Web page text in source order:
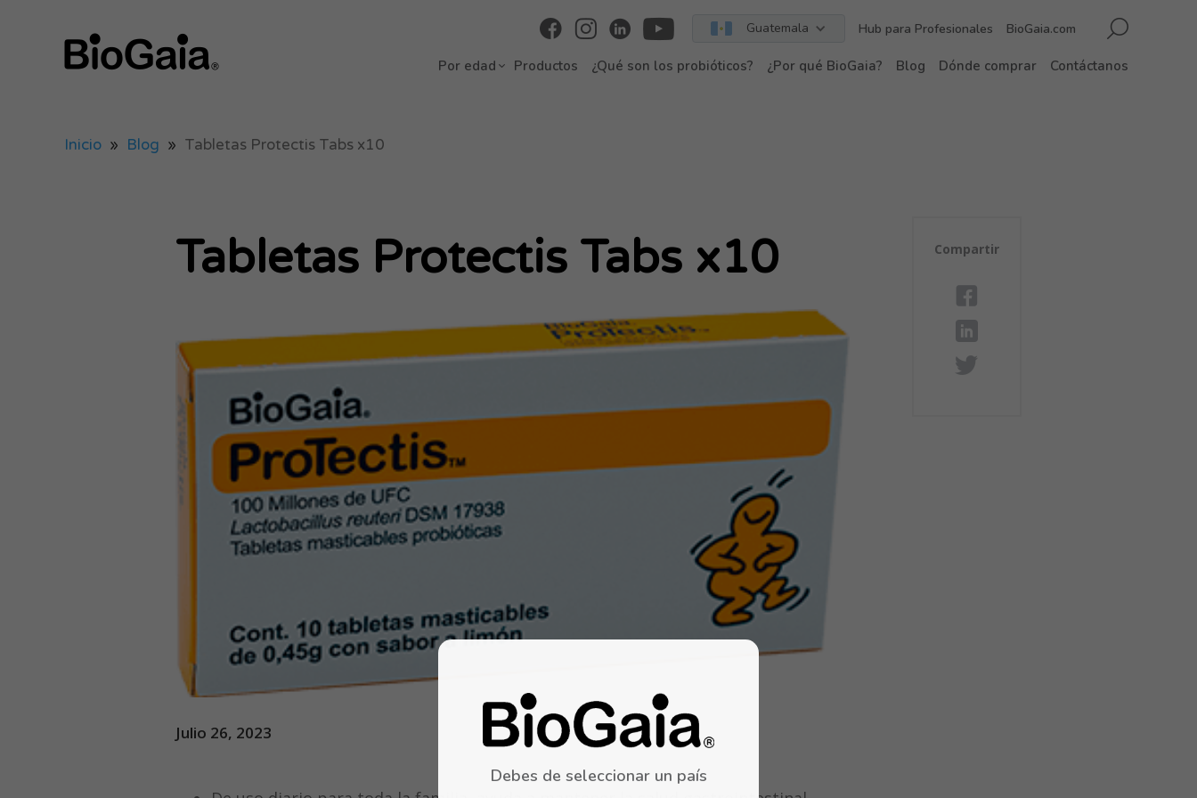
Guatemala Hub para Profesionales BioGaia.com
Por edad Productos ¿Qué son los probióticos? ¿Por qué BioGaia? Blog Dónde comprar Contáctanos
Debes de seleccionar un país
Inicio » Blog » Tabletas Protectis Tabs x10
Tabletas Protectis Tabs x10
Julio 26, 2023
Compartir